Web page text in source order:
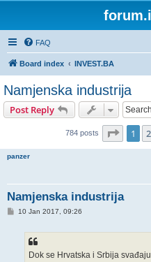
FAQ
Board index INVEST.BA
Namjenska industrija
Post Reply
784 posts Page 1
1 2
panzer
Namjenska industrija
P10 Jan 2017, 09:26
Dok se Hrvatska i Srbija